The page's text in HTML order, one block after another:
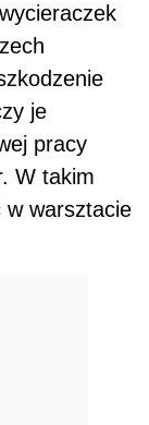
je
pracy
W takim
w warsztacie